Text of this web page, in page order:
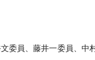
委員、藤井一委員、中